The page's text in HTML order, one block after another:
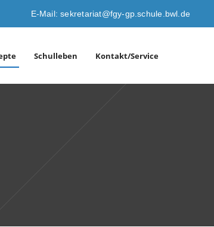
E-Mail: sekretariat@fgy-gp.schule.bwl.de
Schulleben Kontakt/Service